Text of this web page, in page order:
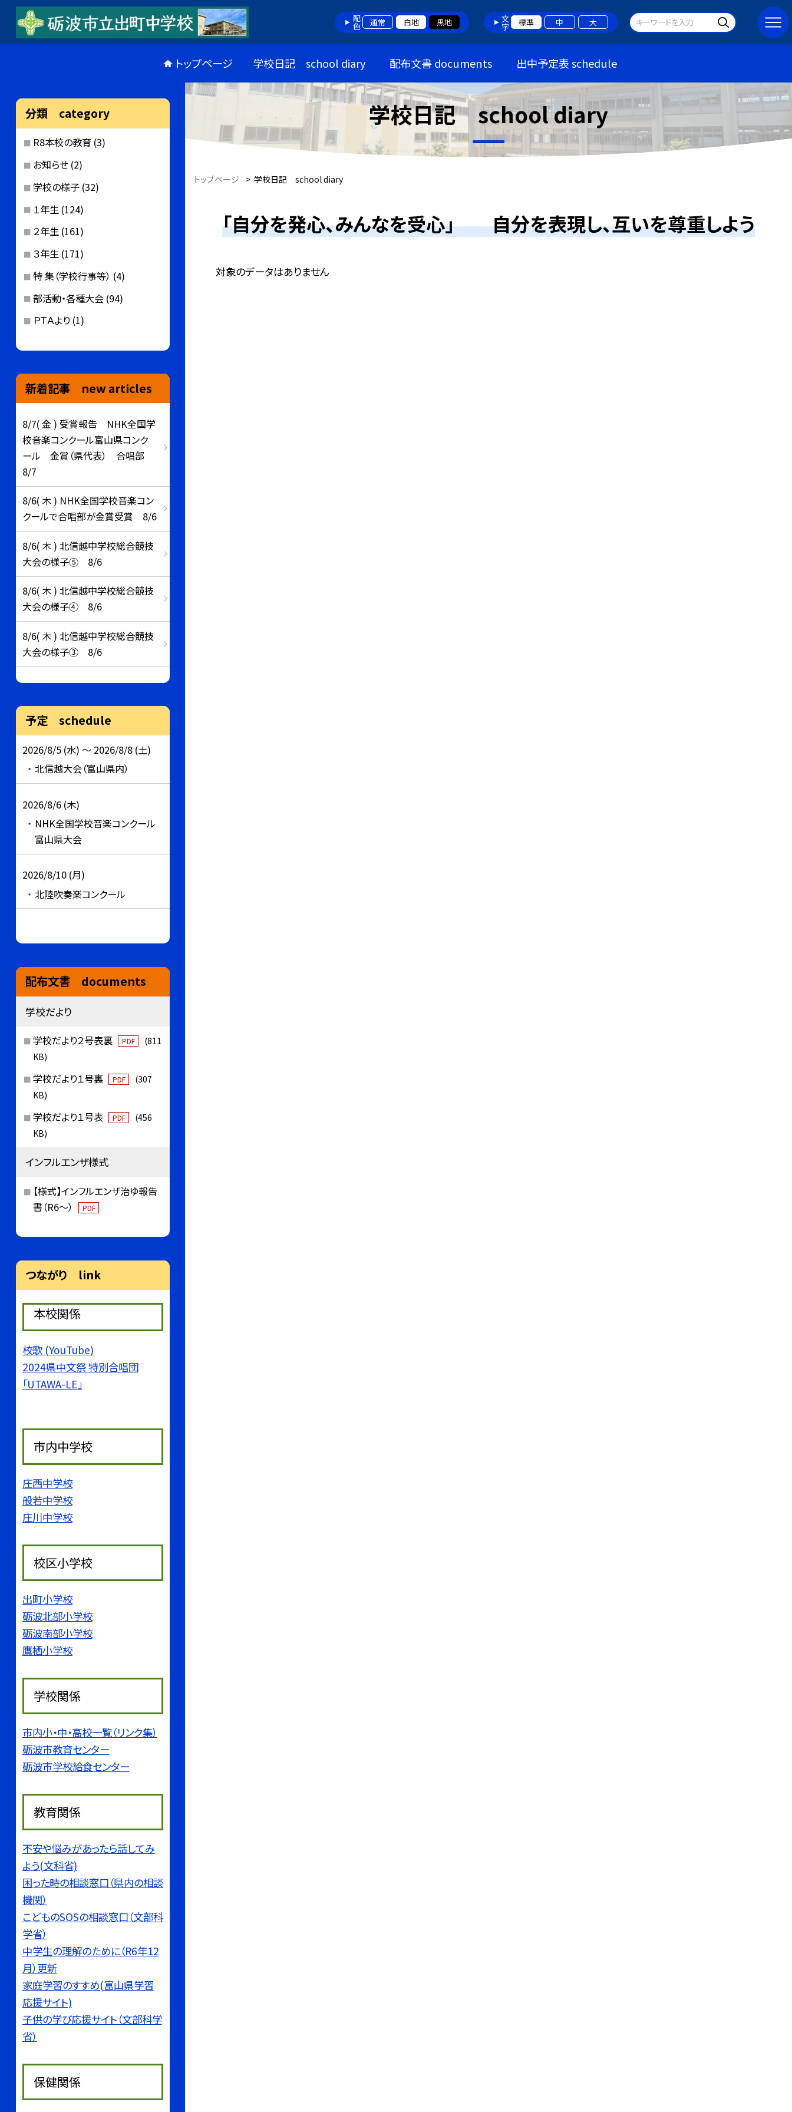
配色 通常 白地 黒地 文字 標準 中 大
トップページ 学校日記 school diary 配布文書 documents 出中予定表 schedule
学校日記 school diary
トップページ > 学校日記 school diary
「自分を発心、みんなを受心」 自分を表現し、互いを尊重しよう
対象のデータはありません
分類 category
R8本校の教育 (3)
お知らせ (2)
学校の様子 (32)
１年生 (124)
２年生 (161)
３年生 (171)
特 集（学校行事等） (4)
部活動・各種大会 (94)
ＰＴＡより (1)
新着記事 new articles
8/7( 金 ) 受賞報告 NHK全国学
校音楽コンクール富山県コンク
ール 金賞（県代表） 合唱部
8/7
8/6( 木 ) NHK全国学校音楽コン
クールで合唱部が金賞受賞 8/6
8/6( 木 ) 北信越中学校総合競技
大会の様子⑤ 8/6
8/6( 木 ) 北信越中学校総合競技
大会の様子④ 8/6
8/6( 木 ) 北信越中学校総合競技
大会の様子③ 8/6
予定 schedule
2026/8/5 (水) ～ 2026/8/8 (土)
北信越大会（富山県内）
2026/8/6 (木)
NHK全国学校音楽コンクール
富山県大会
2026/8/10 (月)
北陸吹奏楽コンクール
配布文書 documents
学校だより
学校だより２号表裏 PDF
(811
KB)
学校だより１号裏 PDF
(307
KB)
学校だより１号表 PDF
(456
KB)
インフルエンザ様式
【様式】インフルエンザ治ゆ報告
書（R6～）
PDF
つながり link
本校関係
校歌 (YouTube)
2024県中文祭 特別合唱団
「UTAWA-LE」
市内中学校
庄西中学校
般若中学校
庄川中学校
校区小学校
出町小学校
砺波北部小学校
砺波南部小学校
鷹栖小学校
学校関係
市内小・中・高校一覧（リンク集）
砺波市教育センター
砺波市学校給食センター
教育関係
不安や悩みがあったら話してみ
よう(文科省)
困った時の相談窓口（県内の相談
機関）
こどものSOSの相談窓口（文部科
学省）
中学生の理解のために（R6年12
月）更新
家庭学習のすすめ(富山県学習
応援サイト)
子供の学び応援サイト（文部科学
省）
保健関係